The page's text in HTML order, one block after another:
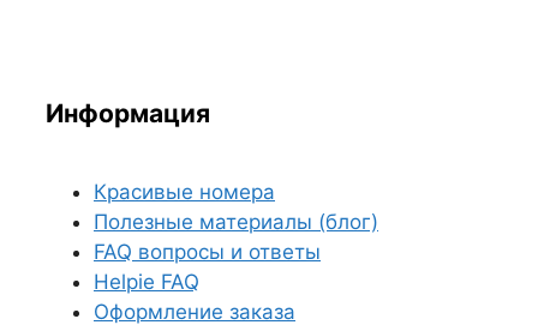
Информация
Красивые номера
Полезные материалы (блог)
FAQ вопросы и ответы
Helpie FAQ
Оформление заказа